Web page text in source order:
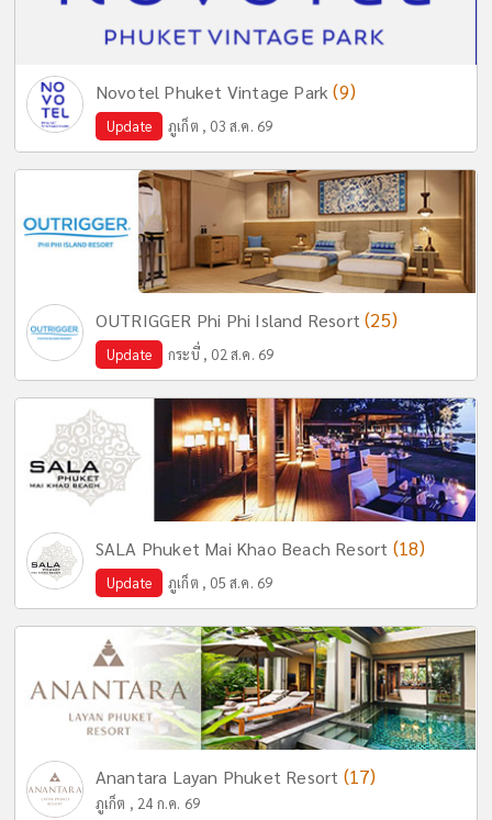
Novotel Phuket Vintage Park(9)
Update ภูเก็ต , 03 ส.ค. 69
OUTRIGGER Phi Phi Island Resort(25)
Update กระบี่ , 02 ส.ค. 69
SALA Phuket Mai Khao Beach Resort (18)
Update ภูเก็ต , 05 ส.ค. 69
Anantara Layan Phuket Resort (17)
ภูเก็ต , 24 ก.ค. 69